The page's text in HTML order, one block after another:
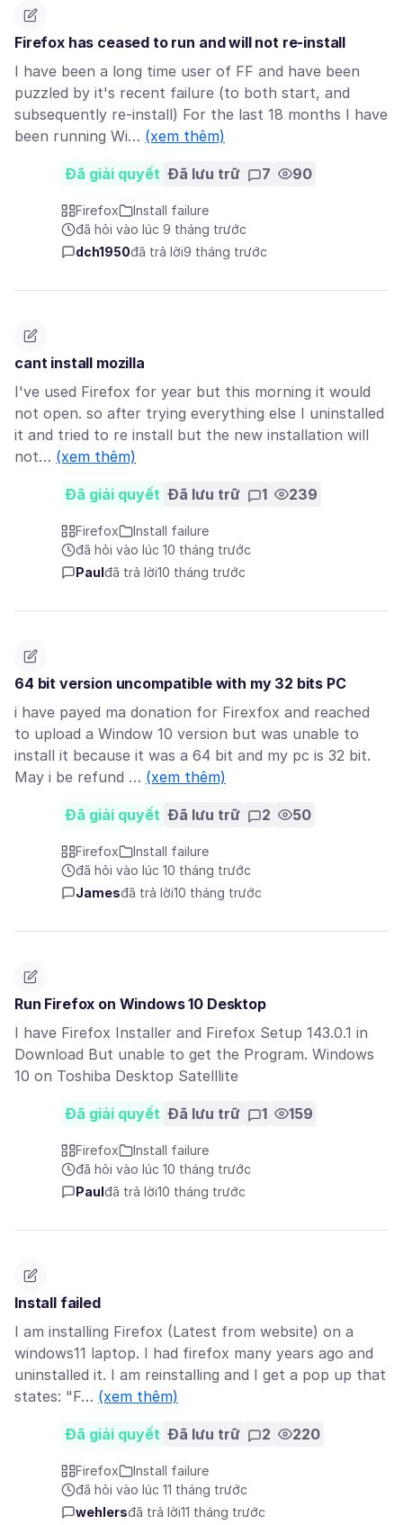
Firefox has ceased to run and will not re-install
I have been a long time user of FF and have been
puzzled by it's recent failure (to both start, and
subsequently re-install) For the last 18 months I have
been running Wi… (xem thêm)
Đã giải quyết Đã lưu trữ 7 90
Firefox
Install failure
đã hỏi vào lúc 9 tháng trước
dch1950đã trả lời9 tháng trước
cant install mozilla
I've used Firefox for year but this morning it would
not open. so after trying everything else I uninstalled
it and tried to re install but the new installation will
not… (xem thêm)
Đã giải quyết Đã lưu trữ 1 239
Firefox
Install failure
đã hỏi vào lúc 10 tháng trước
Paul đã trả lời10 tháng trước
64 bit version uncompatible with my 32 bits PC
i have payed ma donation for Firexfox and reached
to upload a Window 10 version but was unable to
install it because it was a 64 bit and my pc is 32 bit.
May i be refund … (xem thêm)
Đã giải quyết Đã lưu trữ 2 50
Firefox
Install failure
đã hỏi vào lúc 10 tháng trước
Jamesđã trả lời10 tháng trước
Run Firefox on Windows 10 Desktop
I have Firefox Installer and Firefox Setup 143.0.1 in
Download But unable to get the Program. Windows
10 on Toshiba Desktop Satelllite
Đã giải quyết Đã lưu trữ 1 159
Firefox
Install failure
đã hỏi vào lúc 10 tháng trước
Paul đã trả lời10 tháng trước
Install failed
I am installing Firefox (Latest from website) on a
windows11 laptop. I had firefox many years ago and
uninstalled it. I am reinstalling and I get a pop up that
states: "F… (xem thêm)
Đã giải quyết Đã lưu trữ 2 220
Firefox
Install failure
đã hỏi vào lúc 11 tháng trước
wehlersđã trả lời11 tháng trước